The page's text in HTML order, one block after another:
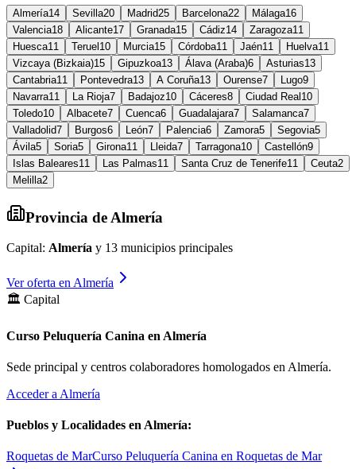
Almería14 Sevilla20 Madrid25 Barcelona22 Málaga16
Valencia18 Alicante17 Granada15 Cádiz14 Zaragoza11
Huesca11 Teruel 10 Murcia15 Córdoba11 Jaén11 Huelva11
Vizcaya (Bizkaia)15 Gipuzkoa13 Álava (Araba)6 Asturias13
Cantabria11 Pontevedra13 A Coruña13 Ourense7 Lugo9
Navarra11 La Rioja7 Badajoz10 Cáceres8 Ciudad Real 10
Toledo10 Albacete7 Cuenca6 Guadalajara7 Salamanca7
Valladolid7 Burgos6 León7 Palencia6 Zamora5 Segovia5
Ávila5 Soria5 Girona11 Lleida7 Tarragona10 Castellón9
Islas Baleares11 Las Palmas11 Santa Cruz de Tenerife11 Ceuta2
Melilla2
Provincia de Almería
Capital: Almería y 13 municipios principales
Ver oferta en Almería
🏛️ Capital
Curso Peluquería Canina en Almería
Sede principal y centros colaboradores homologados en Almería.
Acceder a Almería
Pueblos y Localidades en Almería:
Roquetas de MarCurso Peluquería Canina en Roquetas de Mar